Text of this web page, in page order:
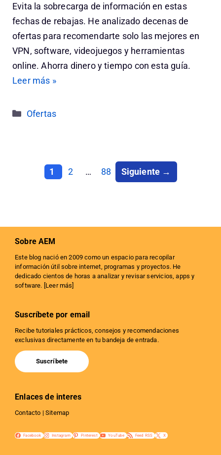
Evita la sobrecarga de información en estas
fechas de rebajas. He analizado decenas de
ofertas para recomendarte solo las mejores en
VPN, software, videojuegos y herramientas
online. Ahorra dinero y tiempo con esta guía.
Leer más »
Categorías
Ofertas
Página
1 Página
2 … Página
88 Siguiente →
Sobre AEM
Este blog nació en 2009 como un espacio para recopilar
información útil sobre internet, programas y proyectos. He
dedicado cientos de horas a analizar y revisar servicios, apps y
software. [ Leer más
Suscríbete por email
Recibe tutoriales prácticos, consejos y recomendaciones
exclusivas directamente en tu bandeja de entrada.
Suscríbete
Enlaces de interes
Contacto | Sitemap
Facebook Instagram Pinterest YouTube Feed RSS X